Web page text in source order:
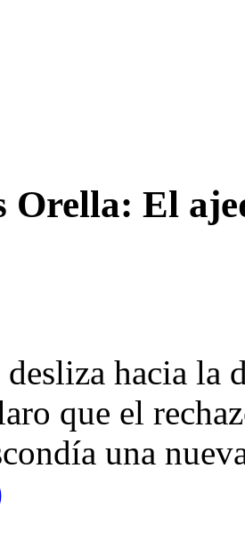
Orella: El
desliza hacia
que el
una